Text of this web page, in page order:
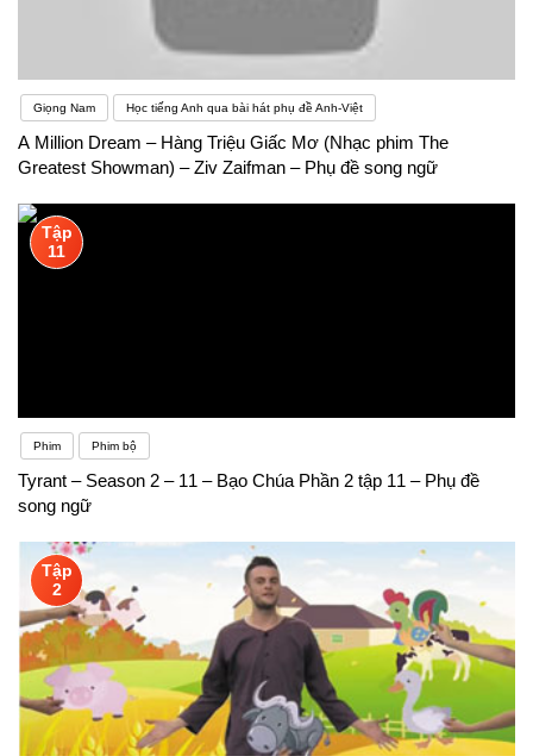
Giọng Nam Học tiếng Anh qua bài hát phụ đề Anh-Việt
A Million Dream – Hàng Triệu Giấc Mơ (Nhạc phim The
Greatest Showman) – Ziv Zaifman – Phụ đề song ngữ
Tập
11
Phim Phim bộ
Tyrant – Season 2 – 11 – Bạo Chúa Phần 2 tập 11 – Phụ đề
song ngữ
Tập
2